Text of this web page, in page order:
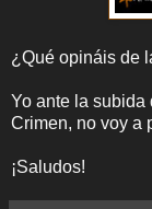
¿Qué opináis de
Yo ante la subida
Crimen, no voy a
¡Saludos!